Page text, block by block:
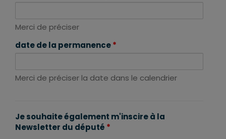
Merci de préciser
date de la permanence*
Merci de préciser la date dans le calendrier
Je souhaite également m'inscire à la
Newsletter du député *